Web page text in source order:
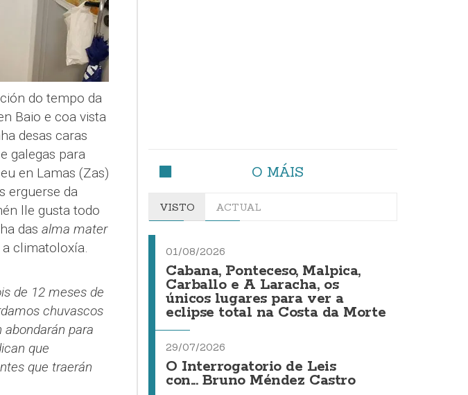
do tempo da
Baio e coa vista
desas caras
galegas para
en Lamas (Zas)
erguerse da
lle gusta todo
das alma mater
climatoloxía.
de 12 meses de
chuvascos
para
que
que traerán
O MÁIS
VISTO ACTUAL
01/08/2026
Cabana, Ponteceso, Malpica,
Carballo e A Laracha, os
únicos lugares para ver a
eclipse total na Costa da Morte
29/07/2026
O Interrogatorio de Leis
con... Bruno Méndez Castro